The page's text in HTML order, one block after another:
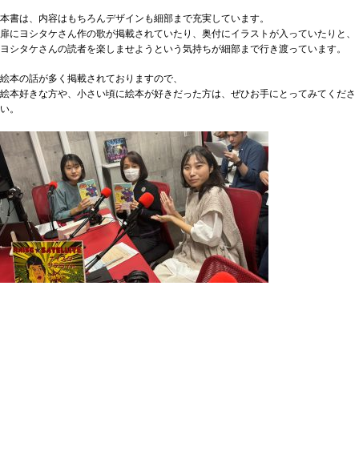
本書は、内容はもちろんデザインも細部まで充実しています。
扉にヨシタケさん作の歌が掲載されていたり、奥付にイラストが入っていたりと、
ヨシタケさんの読者を楽しませようという気持ちが細部まで行き渡っています。
絵本の話が多く掲載されておりますので、
絵本好きな方や、小さい頃に絵本が好きだった方は、ぜひお手にとってみてくださ
い。